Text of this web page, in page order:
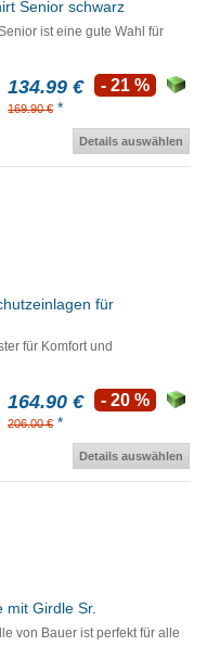
Senior schwarz
ist eine gute Wahl für
134.99 €
169.90 € *
- 21 %
Details auswählen
für
für Komfort und
164.90 €
206.00 € *
- 20 %
Details auswählen
Girdle Sr.
von Bauer ist perfekt für alle